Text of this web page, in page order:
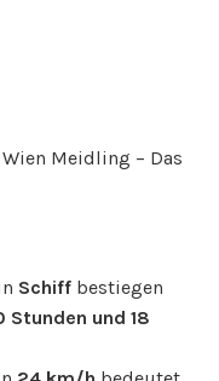
Meidling – Das
Schiff bestiegen
Stunden und 18